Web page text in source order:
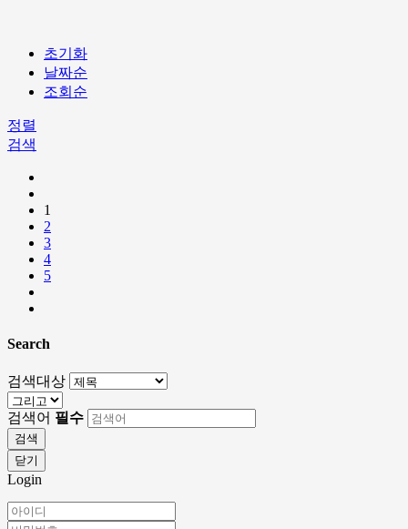
초기화
날짜순
조회순
정렬
검색
1
2
3
4
5
Search
검색대상
검색어 필수
검색
닫기
Login